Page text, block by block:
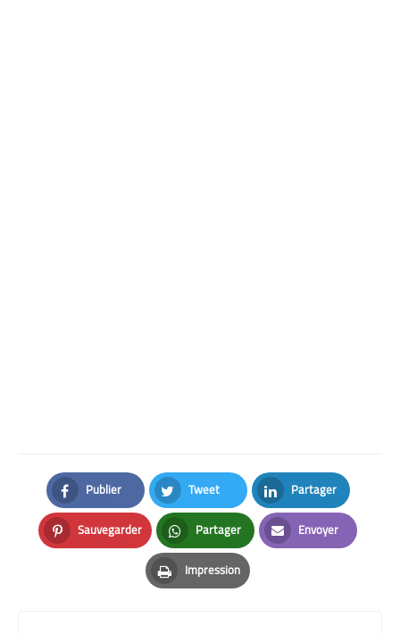
Publier
Facebook
Tweet
Twitter
Partager
LinkedIn
Sauvegarder
Pinterest
Partager
Whatsapp
Envoyer
Email
Impression
Print